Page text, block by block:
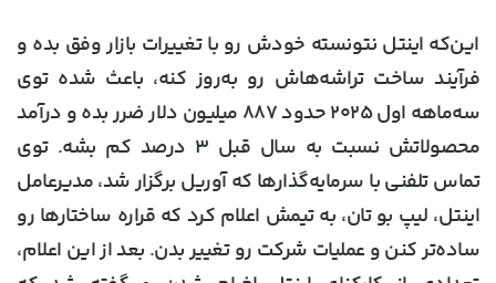
این‌که اینتل نتونسته خودش رو با تغییرات بازار وفق بده و
فرآیند ساخت تراشه‌هاش رو به‌روز کنه، باعث شده توی
سه‌ماهه اول ۲۰۲۵ حدود ۸۸۷ میلیون دلار ضرر بده و درآمد
محصولاتش نسبت به سال قبل ۳ درصد کم بشه. توی
تماس تلفنی با سرمایه‌گذارها که آوریل برگزار شد، مدیرعامل
اینتل، لیپ بو تان، به تیمش اعلام کرد که قراره ساختارها رو
ساده‌تر کنن و عملیات شرکت رو تغییر بدن. بعد از این اعلام،